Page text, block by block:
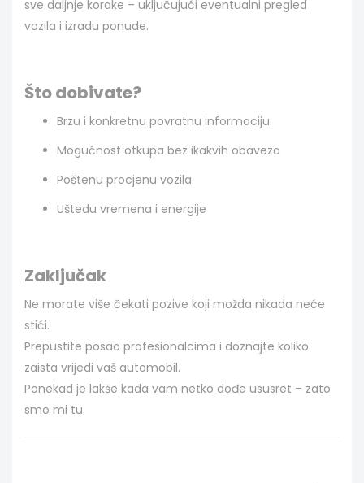
sve daljnje korake – uključujući eventualni pregled
vozila i izradu ponude.
Što dobivate?
Brzu i konkretnu povratnu informaciju
Mogućnost otkupa bez ikakvih obaveza
Poštenu procjenu vozila
Uštedu vremena i energije
Zaključak
Ne morate više čekati pozive koji možda nikada neće
stići.
Prepustite posao profesionalcima i doznajte koliko
zaista vrijedi vaš automobil.
Ponekad je lakše kada vam netko dođe ususret – zato
smo mi tu.